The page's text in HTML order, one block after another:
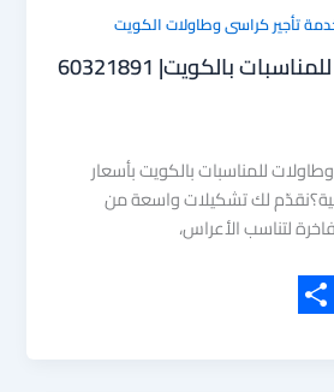
تأجير كراسى وطاولات الكويت
كراسي وطاولات للمناسبات بالكويت| 60321891
للمناسبات بالكويت بأسعار
لك تشكيلات واسعة من
لتناسب الأعراس،